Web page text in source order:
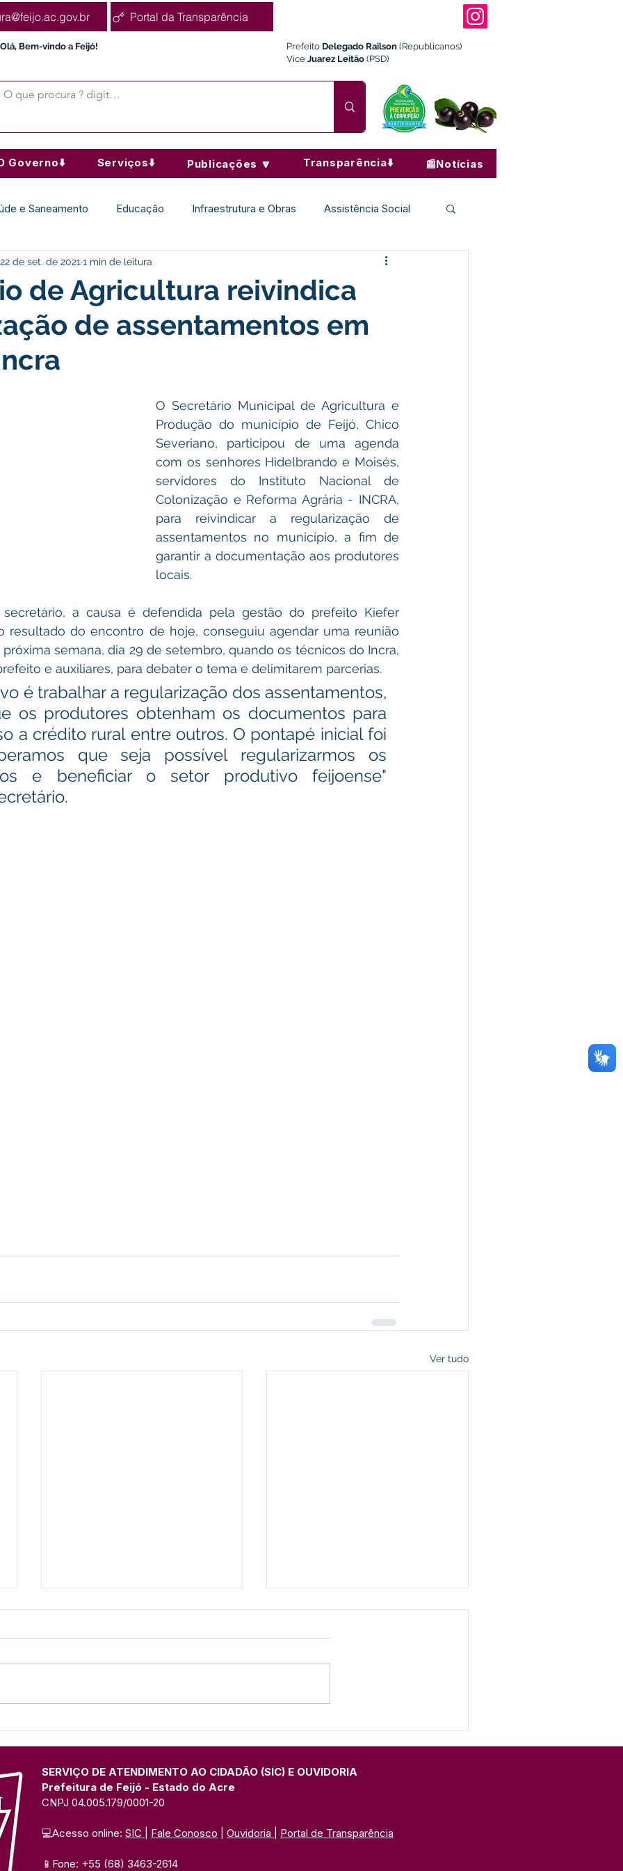
Portal da Transparência
Olá, Bem-vindo a Feijó! Prefeito Delegado Railson (Republicanos)
Vice Juarez Leitão (PSD)
Governo⬇️ Serviços⬇️ Publicações 🔽 Transparência⬇️ 📰Notícias
e Saneamento Educação Infraestrutura e Obras Assistência Social
Desporto Cultura e Lazer Institucional e Governo
Comemorativas Campanhas Vacinômetro Comunicado
No gabinete Gestão Agricultura
de Agricultura reivindica
de assentamentos em
22 de set. de 2021 1 min de leitura
O Secretário Municipal de Agricultura e
Produção do município de Feijó, Chico
Severiano, participou de uma agenda
com os senhores Hidelbrando e Moisés,
servidores do Instituto Nacional de
Colonização e Reforma Agrária - INCRA,
para reivindicar a regularização de
assentamentos no município, a fim de
garantir a documentação aos produtores
locais.
a causa é defendida pela gestão do prefeito Kiefer
resultado do encontro de hoje, conseguiu agendar uma reunião
próxima semana, dia 29 de setembro, quando os técnicos do Incra,
e auxiliares, para debater o tema e delimitarem parcerias.
é trabalhar a regularização dos assentamentos,
os produtores obtenham os documentos para
a crédito rural entre outros. O pontapé inicial foi
que seja possível regularizarmos os
e beneficiar o setor produtivo feijoense"
Ver tudo
Açaí na Expo Juruá
UFAC
SERVIÇO DE ATENDIMENTO AO CIDADÃO (SIC) E OUVIDORIA
Prefeitura de Feijó - Estado do Acre
CNPJ 04.005.179/0001-20
💻Acesso online: SIC Fale Conosco Ouvidoria Portal de Transparência
📱Fone: +55 (68) 3463-2614